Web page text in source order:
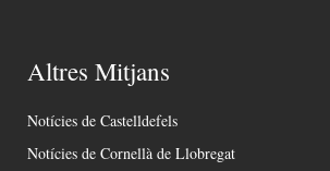
Altres Mitjans
Notícies de Castelldefels
Notícies de Cornellà de Llobregat